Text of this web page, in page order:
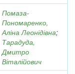
Помаза-
Пономаренко,
Аліна Леонідівна;
Тарадуда,
Дмитро
Віталійович